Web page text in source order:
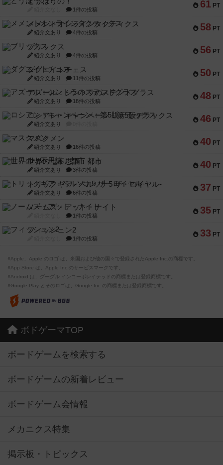
61 PT
1件の投稿
58 PT
メメントオンラインタクティクス
紹介文あり 4件の投稿
56 PT
ブリックス
紹介文あり 4件の投稿
50 PT
ダグエイトチェス
紹介文あり 11件の投稿
48 PT
アズール：シントラのステンドグラス
紹介文あり 18件の投稿
46 PT
ロシアン・キャンペーン：第5版デラックス
紹介文あり
40 PT
マスクメン
紹介文あり 16件の投稿
40 PT
世界の七不思議：都市
紹介文あり 3件の投稿
37 PT
トリックギア - ペルソナ5 ザ・ロイヤル-
紹介文あり 6件の投稿
35 PT
ノームズ・アット・ナイト
1件の投稿
33 PT
フィッシェン2
1件の投稿
※Apple、Apple のロゴ は、米国および他の国々で登録されたApple Inc.の商標です。
※App Store は、Apple Inc.のサービスマークです。
※Android は、グーグル インコーポレイテッドの商標または登録商標です。
※Google Play とそのロゴは、Google Inc.の商標または登録商標です。
ボドゲーマTOP
ボードゲームを検索する
ボードゲームの新着レビュー
ボードゲーム会情報
メカニクス特集
掲示板・トピックス